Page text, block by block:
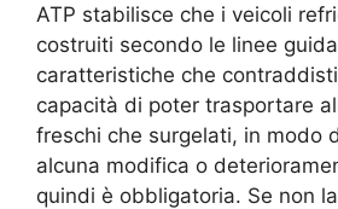
ATP stabilisce che i veicoli
costruiti secondo le linee
caratteristiche che
capacità di poter trasportare
freschi che surgelati, in modo
alcuna modifica o
quindi è obbligatoria. Se non